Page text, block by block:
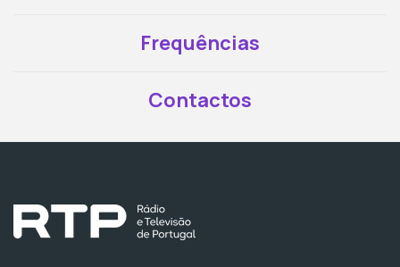
Frequências
Contactos